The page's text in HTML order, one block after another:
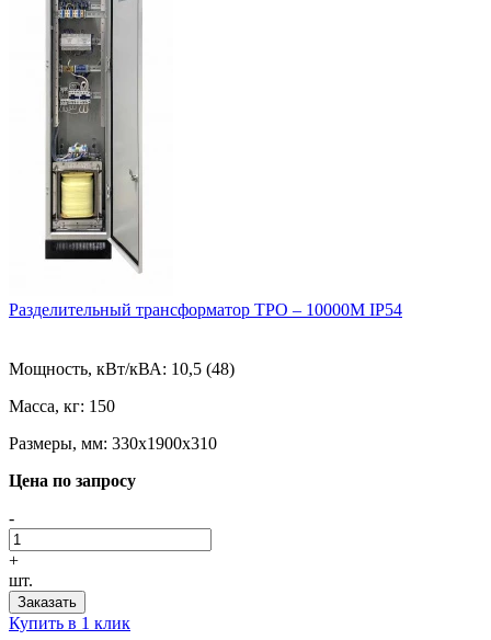
Разделительный трансформатор ТРО – 10000М IP54
Мощность, кВт/кВА: 10,5 (48)
Масса, кг: 150
Размеры, мм: 330х1900х310
Цена по запросу
-
+
шт.
Заказать
Купить в 1 клик